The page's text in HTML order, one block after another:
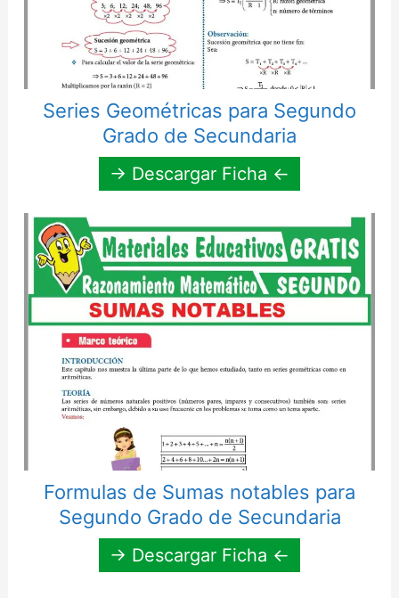
Series Geométricas para Segundo
Grado de Secundaria
→ Descargar Ficha ←
Formulas de Sumas notables para
Segundo Grado de Secundaria
→ Descargar Ficha ←